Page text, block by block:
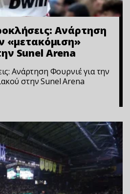
Ανάρτηση
«μετακόμιση»
Sunel Arena
Ανάρτηση Φουρνιέ για την
στην Sunel Arena